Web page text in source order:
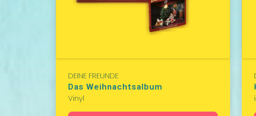
DEINE FREUNDE
Das Weihnachtsalbum
Vinyl